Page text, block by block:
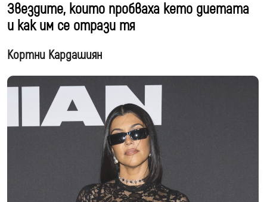
Звездите, които пробваха кето диетата
и как им се отрази тя
Кортни Кардашиян